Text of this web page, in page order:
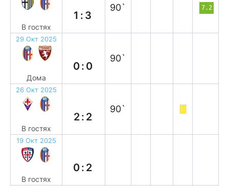
В гостях
1:3
90` 7.2
29 Окт 2025
Дома
0:0
90`
26 Окт 2025
В гостях
2:2
90`
19 Окт 2025
В гостях
0:2